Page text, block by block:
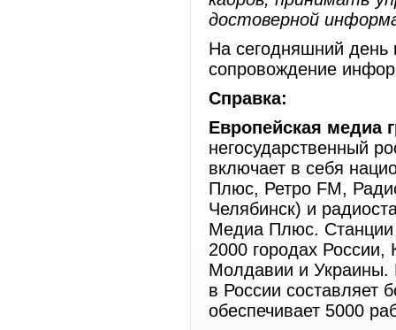
достоверной
На сегодняшний день
сопровождение
Справка:
Европейская медиа
негосударственный
включает в себя
Плюс, Ретро FM,
Челябинск) и
Медиа Плюс.
2000 городах России,
Молдавии и Украины.
в России составляет
обеспечивает 5000